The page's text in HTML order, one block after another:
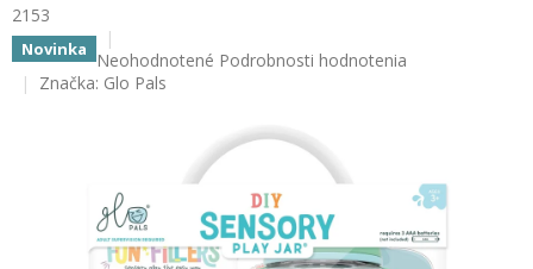
Hračky
podľa
2153
Novinka Priemerné
hodnotenie
hviezdičiek.
Neohodnotené Podrobnosti hodnotenia
Značka: Glo Pals